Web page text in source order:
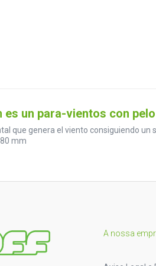
es un para-vientos con
que genera el viento consiguiendo
mm
A nossa